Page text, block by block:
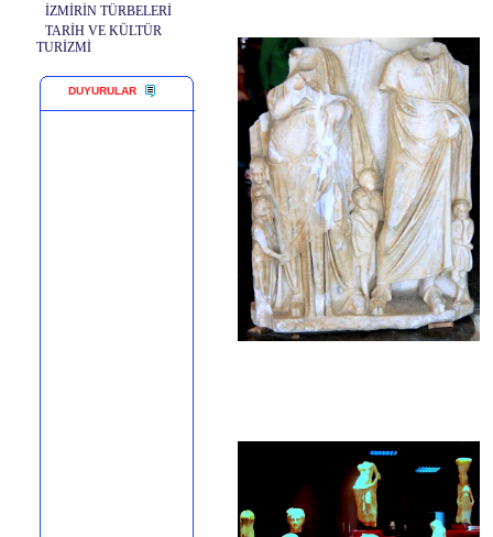
İZMİRİN TÜRBELERİ
TARİH VE KÜLTÜR
TURİZMİ
DUYURULAR